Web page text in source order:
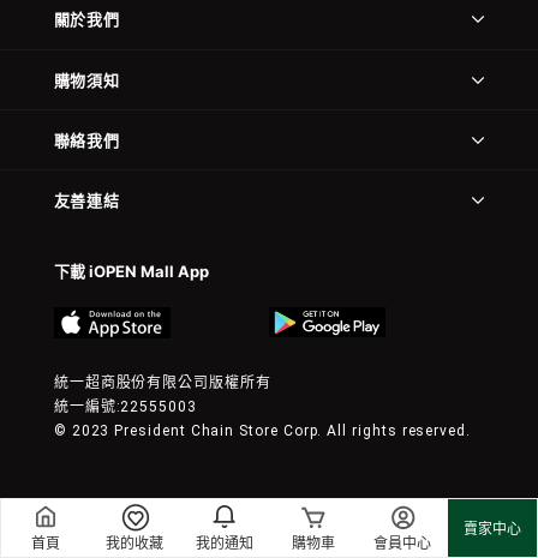
首頁 我的收藏 我的通知 購物車 會員中心
賣家中心
關於我們
購物須知
聯絡我們
友善連結
下載 iOPEN Mall App
統一超商股份有限公司版權所有
統一編號:22555003
© 2023 President Chain Store Corp. All rights reserved.